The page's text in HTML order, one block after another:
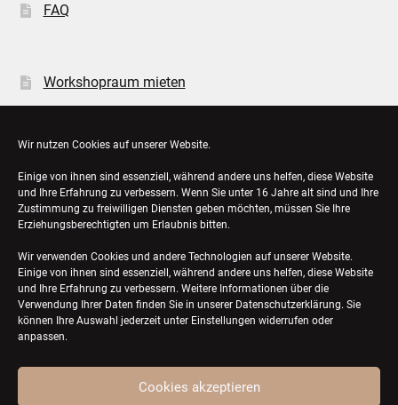
Wir nutzen Cookies auf unserer Website.
Einige von ihnen sind essenziell, während andere uns helfen, diese Website
und Ihre Erfahrung zu verbessern. Wenn Sie unter 16 Jahre alt sind und Ihre
Zustimmung zu freiwilligen Diensten geben möchten, müssen Sie Ihre
Erziehungsberechtigten um Erlaubnis bitten.
Wir verwenden Cookies und andere Technologien auf unserer Website.
Einige von ihnen sind essenziell, während andere uns helfen, diese Website
und Ihre Erfahrung zu verbessern. Weitere Informationen über die
Verwendung Ihrer Daten finden Sie in unserer Datenschutzerklärung. Sie
können Ihre Auswahl jederzeit unter Einstellungen widerrufen oder
anpassen.
Cookies akzeptieren
FAQ
Workshopraum mieten
Bestellungen
Konto-Details